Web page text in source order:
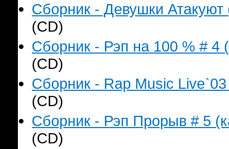
Сборник - Девушки
(CD)
Сборник - Рэп на 100 % # 4
(CD)
Сборник - Rap Music
(CD)
Сборник - Рэп Прорыв # 5
(CD)